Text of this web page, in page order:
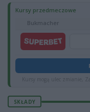
Kursy przedmeczowe
Bukmacher
Kursy mogą ulec zmianie,
SKŁADY